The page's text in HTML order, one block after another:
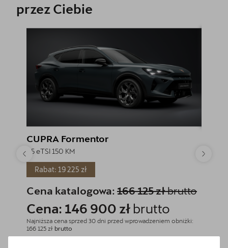
przez Ciebie
CUPRA Formentor
1.5 eTSI 150 KM
Rabat: 19 225 zł
Cena katalogowa: 166 125 złbrutto
Cena: 146 900 zł brutto
Najniższa cena sprzed 30 dni przed wprowadzeniem obniżki:
166 125 zł brutto
1.5